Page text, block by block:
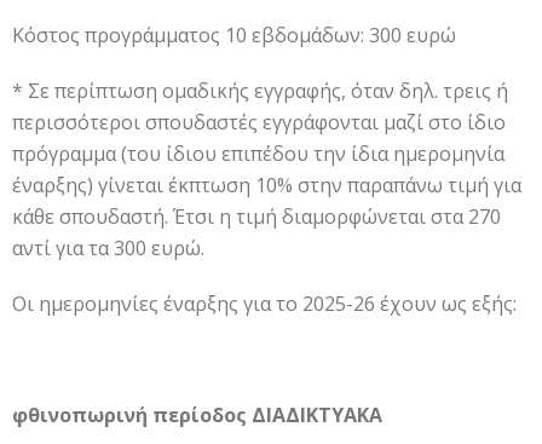
Κόστος προγράμματος 10 εβδομάδων: 300 ευρώ
* Σε περίπτωση ομαδικής εγγραφής, όταν δηλ. τρεις ή
περισσότεροι σπουδαστές εγγράφονται μαζί στο ίδιο
πρόγραμμα (του ίδιου επιπέδου την ίδια ημερομηνία
έναρξης) γίνεται έκπτωση 10% στην παραπάνω τιμή για
κάθε σπουδαστή. Έτσι η τιμή διαμορφώνεται στα 270
αντί για τα 300 ευρώ.
Οι ημερομηνίες έναρξης για το 2025-26 έχουν ως εξής:
φθινοπωρινή περίοδος ΔΙΑΔΙΚΤΥΑΚΑ